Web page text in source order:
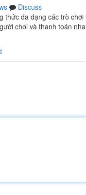
Discuss
thức đa dạng các trò
chơi và thanh toán